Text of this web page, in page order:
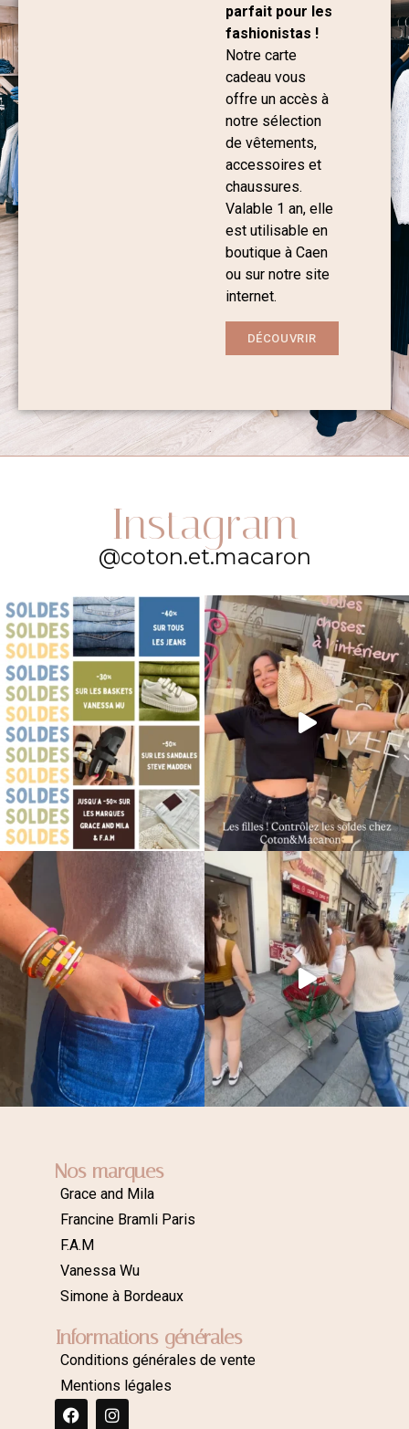
parfait pour les
fashionistas !
Notre carte
cadeau vous
offre un accès à
notre sélection
de vêtements,
accessoires et
chaussures.
Valable 1 an, elle
est utilisable en
boutique à Caen
ou sur notre site
internet.
DÉCOUVRIR
Instagram
@coton.et.macaron
Nos marques
Grace and Mila
Francine Bramli Paris
F.A.M
Vanessa Wu
Simone à Bordeaux
Informations générales
Conditions générales de vente
Mentions légales